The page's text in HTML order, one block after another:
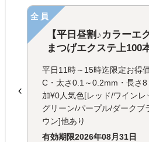
全員
【平日昼割♪カラーエ
まつげエクステ上100
平日11時～15時迄限定お得
C・太さ0.1～0.2mm・長さ
加¥0人気色[レッド/ワイン
グリーン/パープル/ダークブ
ウン]他あり
有効期限2026年08月31日